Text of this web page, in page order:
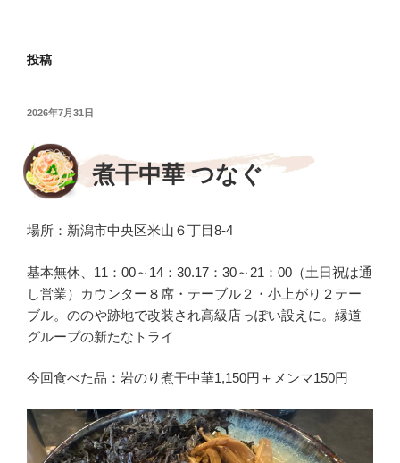
投稿
投
日:
2026年7月31日
煮干中華 つなぐ
場所：新潟市中央区米山６丁目8-4
基本無休、11：00～14：30.17：30～21：00（土日祝は通
し営業）カウンター８席・テーブル２・小上がり２テー
ブル。ののや跡地で改装され高級店っぽい設えに。縁道
グループの新たなトライ
今回食べた品：岩のり煮干中華1,150円＋メンマ150円